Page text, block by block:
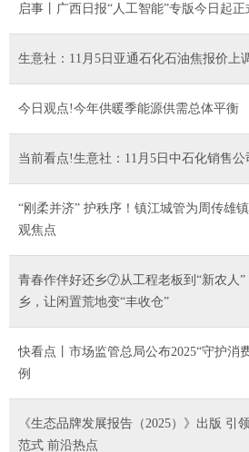
启事丨广西日报“人工智能”专版今日起
生意社：11月5日亚通石化石油焦报价上
今日观点!今年供暖季能源供需总体平衡
当前看点!生意社：11月5日中石化销售
“刚柔并济” 护秩序！镇江城管为周传雄
观焦点
青春作伴好还乡⑦从工程老板到“新农人”
乡，让闲置荒地变“丰收仓”
快看点丨市场监管总局公布2025“守护消
例
《生态品牌发展报告（2025）》出版 引
范式 前沿热点